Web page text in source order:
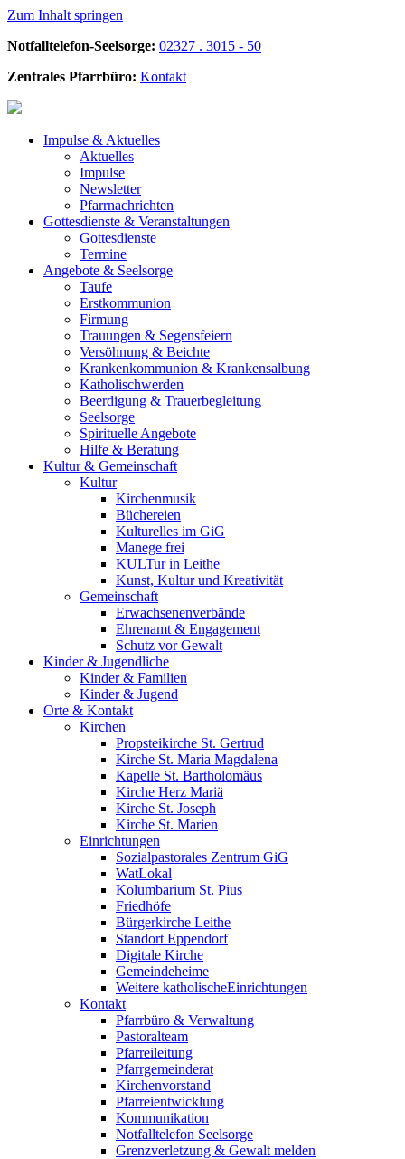
Zum Inhalt springen
Notfalltelefon-Seelsorge: 02327 . 3015 - 50
Zentrales Pfarrbüro: Kontakt
Impulse & Aktuelles
Aktuelles
Impulse
Newsletter
Pfarrnachrichten
Gottesdienste & Veranstaltungen
Gottesdienste
Termine
Angebote & Seelsorge
Taufe
Erstkommunion
Firmung
Trauungen & Segensfeiern
Versöhnung & Beichte
Krankenkommunion & Krankensalbung
Katholischwerden
Beerdigung & Trauerbegleitung
Seelsorge
Spirituelle Angebote
Hilfe & Beratung
Kultur & Gemeinschaft
Kultur
Kirchenmusik
Büchereien
Kulturelles im GiG
Manege frei
KULTur in Leithe
Kunst, Kultur und Kreativität
Gemeinschaft
Erwachsenenverbände
Ehrenamt & Engagement
Schutz vor Gewalt
Kinder & Jugendliche
Kinder & Familien
Kinder & Jugend
Orte & Kontakt
Kirchen
Propsteikirche St. Gertrud
Kirche St. Maria Magdalena
Kapelle St. Bartholomäus
Kirche Herz Mariä
Kirche St. Joseph
Kirche St. Marien
Einrichtungen
Sozialpastorales Zentrum GiG
WatLokal
Kolumbarium St. Pius
Friedhöfe
Bürgerkirche Leithe
Standort Eppendorf
Digitale Kirche
Gemeindeheime
Weitere katholische­­Einrichtungen
Kontakt
Pfarrbüro & Verwaltung
Pastoralteam
Pfarreileitung
Pfarrgemeinderat
Kirchenvorstand
Pfarreientwicklung
Kommunikation
Notfalltelefon Seelsorge
Grenzverletzung & Gewalt melden